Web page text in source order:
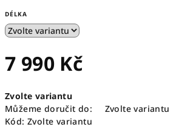
DÉLKA
7 990 Kč
cena:
Zvolte variantu
Můžeme doručit do:
Zvolte variantu
Kód: Zvolte variantu